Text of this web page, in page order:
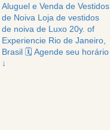
Aluguel e Venda de Vestidos
de Noiva Loja de vestidos
de noiva de Luxo 20y. of
Experiencie Rio de Janeiro,
Brasil 🗓️ Agende seu horário
↓